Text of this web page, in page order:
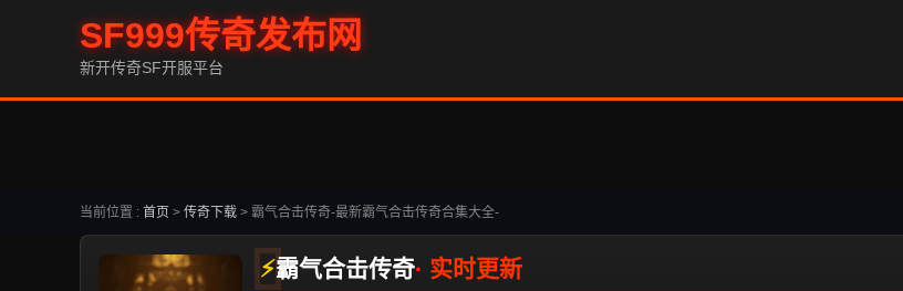
SF999传奇发布网
新开传奇SF开服平台
当前位置 : 首页 > 传奇下载 > 霸气合击传奇-最新霸气合击传奇合集大全-
霸气合击传奇